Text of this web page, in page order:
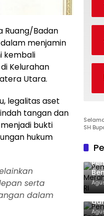
Ruang/Badan
menjamin
kembali
Kelurahan
Utara.
legalitas aset
tangan dan
bukti
hukum
serta
dalam
SH